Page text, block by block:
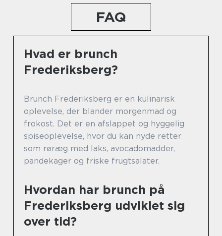
FAQ
Hvad er brunch
Frederiksberg?
Brunch Frederiksberg er en kulinarisk
oplevelse, der blander morgenmad og
frokost. Det er en afslappet og hyggelig
spiseoplevelse, hvor du kan nyde retter
som røræg med laks, avocadomadder,
pandekager og friske frugtsalater.
Hvordan har brunch på
Frederiksberg udviklet sig
over tid?